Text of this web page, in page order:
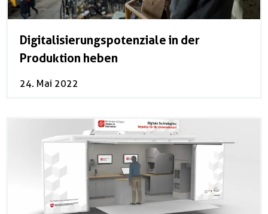
Digitalisierungspotenziale in der
Produktion heben
24. Mai 2022